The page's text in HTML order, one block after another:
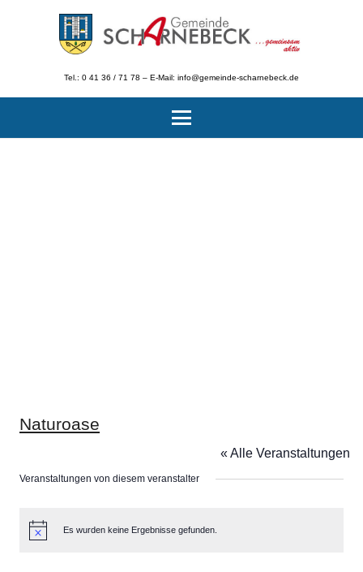
Tel.: 0 41 36 / 71 78 – E-Mail: info@gemeinde-scharnebeck.de
Naturoase
« Alle Veranstaltungen
Veranstaltungen von diesem veranstalter
Hinweis Es wurden keine Ergebnisse gefunden.